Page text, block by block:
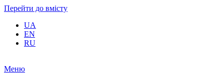
Перейти до вмісту
UA
EN
RU
Меню